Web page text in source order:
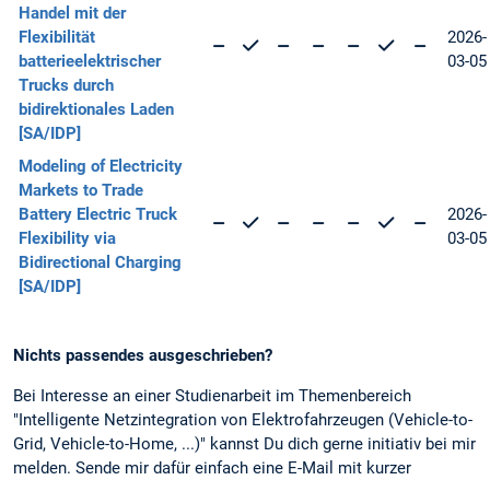
Handel mit der
Flexibilität
batterieelektrischer
Trucks durch
bidirektionales Laden
[SA/IDP]
2026-
03-05
Modeling of Electricity
Markets to Trade
Battery Electric Truck
Flexibility via
Bidirectional Charging
[SA/IDP]
2026-
03-05
Nichts passendes ausgeschrieben?
Bei Interesse an einer Studienarbeit im Themenbereich
"Intelligente Netzintegration von Elektrofahrzeugen (Vehicle-to-
Grid, Vehicle-to-Home, ...)" kannst Du dich gerne initiativ bei mir
melden. Sende mir dafür einfach eine E-Mail mit kurzer